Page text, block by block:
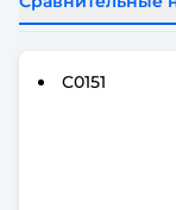
C0151